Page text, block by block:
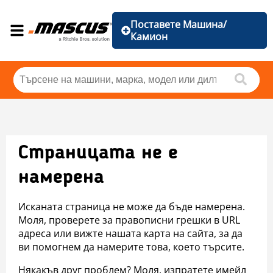
Поставете Машина/
Камион
Страницата не е
намерена
Исканата страница не може да бъде намерена.
Моля, проверете за правописни грешки в URL
адреса или вижте нашата карта на сайта, за да
ви помогнем да намерите това, което търсите.
Някакъв друг проблем? Моля, изпратете имейл